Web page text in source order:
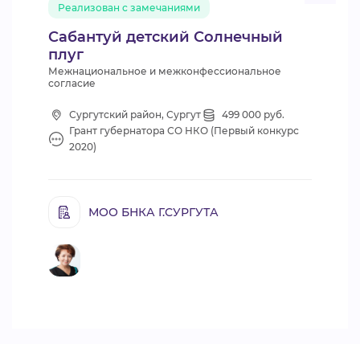
Сабантуй детский Солнечный
плуг
Реализован с замечаниями
Межнациональное и межконфессиональное
согласие
Сургутский район, Сургут
499 000 руб.
Грант губернатора СО НКО (Первый конкурс
2020)
МОО БНКА Г.СУРГУТА